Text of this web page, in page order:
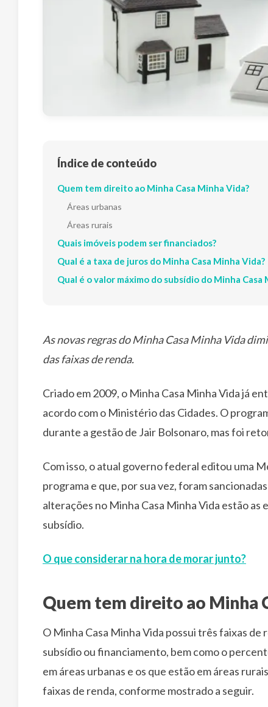
Índice de conteúdo
Quem tem direito ao Minha Casa Minha Vida?
Áreas urbanas
Áreas rurais
Quais imóveis podem ser financiados?
Qual é a taxa de juros do Minha Casa Minha Vida?
Qual é o valor máximo do subsídio do Minha Casa
As novas regras do Minha Casa Minha Vida
das faixas de renda.
Criado em 2009, o Minha Casa Minha Vida já
acordo com o Ministério das Cidades. O
durante a gestão de Jair Bolsonaro, mas foi
Com isso, o atual governo federal editou uma
programa e que, por sua vez, foram
alterações no Minha Casa Minha Vida estão as
subsídio.
O que considerar na hora de morar junto?
Quem tem direito ao Minha
O Minha Casa Minha Vida possui três faixas de
subsídio ou financiamento, bem como o
em áreas urbanas e os que estão em áreas
faixas de renda, conforme mostrado a seguir.